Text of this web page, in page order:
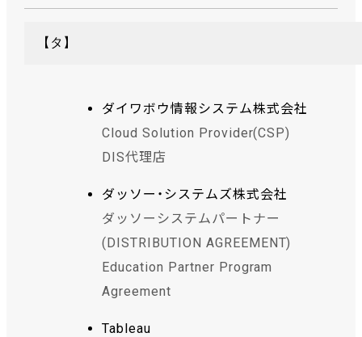
【タ】
ダイワボウ情報システム株式会社
Cloud Solution Provider(CSP)
DIS代理店
ダッソー・システムズ株式会社
ダッソーシステムパートナー
(DISTRIBUTION AGREEMENT)
Education Partner Program
Agreement
Tableau